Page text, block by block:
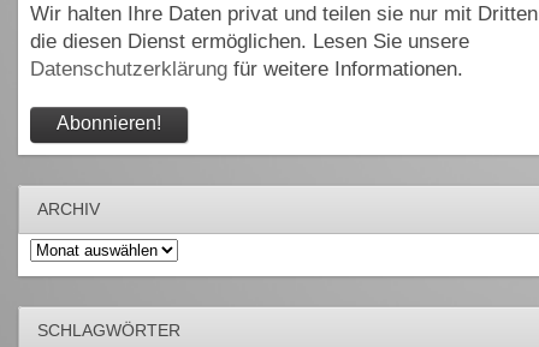
Wir halten Ihre Daten privat und teilen sie nur mit
die diesen Dienst ermöglichen. Lesen Sie unsere
Datenschutzerklärungfür weitere Informationen.
ARCHIV
Archiv
SCHLAGWÖRTER